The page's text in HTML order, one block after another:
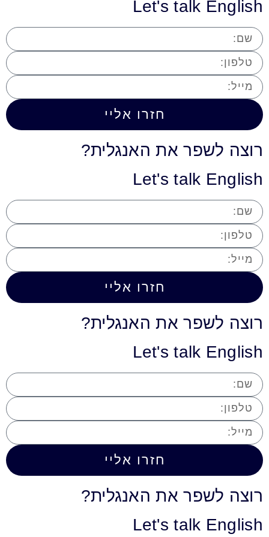
Let's talk English
חזרו אליי
רוצה לשפר את האנגלית?
Let's talk English
חזרו אליי
רוצה לשפר את האנגלית?
Let's talk English
חזרו אליי
רוצה לשפר את האנגלית?
Let's talk English